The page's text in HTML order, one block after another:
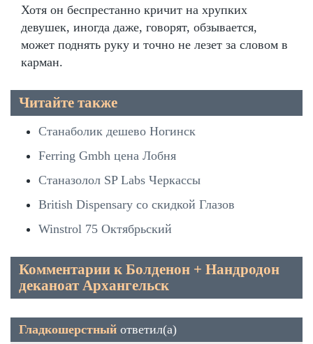
Хотя он беспрестанно кричит на хрупких
девушек, иногда даже, говорят, обзывается,
может поднять руку и точно не лезет за словом в
карман.
Читайте также
Станаболик дешево Ногинск
Ferring Gmbh цена Лобня
Станазолол SP Labs Черкассы
British Dispensary со скидкой Глазов
Winstrol 75 Октябрьский
Комментарии к Болденон + Нандродон
деканоат Архангельск
Гладкошерстный ответил(а)